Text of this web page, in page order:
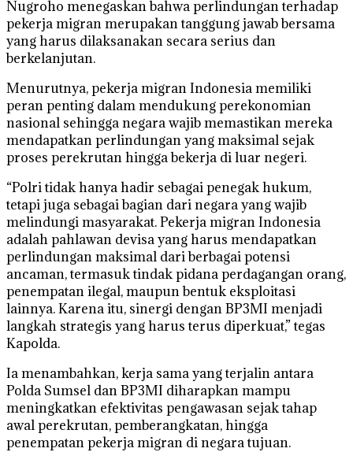
Nugroho menegaskan bahwa perlindungan terhadap
pekerja migran merupakan tanggung jawab bersama
yang harus dilaksanakan secara serius dan
berkelanjutan.
Menurutnya, pekerja migran Indonesia memiliki
peran penting dalam mendukung perekonomian
nasional sehingga negara wajib memastikan mereka
mendapatkan perlindungan yang maksimal sejak
proses perekrutan hingga bekerja di luar negeri.
“Polri tidak hanya hadir sebagai penegak hukum,
tetapi juga sebagai bagian dari negara yang wajib
melindungi masyarakat. Pekerja migran Indonesia
adalah pahlawan devisa yang harus mendapatkan
perlindungan maksimal dari berbagai potensi
ancaman, termasuk tindak pidana perdagangan orang,
penempatan ilegal, maupun bentuk eksploitasi
lainnya. Karena itu, sinergi dengan BP3MI menjadi
langkah strategis yang harus terus diperkuat,” tegas
Kapolda.
Ia menambahkan, kerja sama yang terjalin antara
Polda Sumsel dan BP3MI diharapkan mampu
meningkatkan efektivitas pengawasan sejak tahap
awal perekrutan, pemberangkatan, hingga
penempatan pekerja migran di negara tujuan.